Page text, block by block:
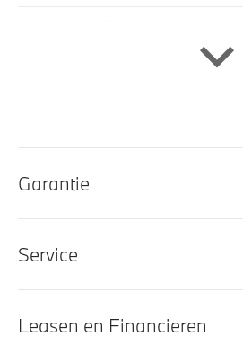
Cruise control
Park Distance Control voor/
Parkeer assistent
Garantie
Service
Leasen en Financieren